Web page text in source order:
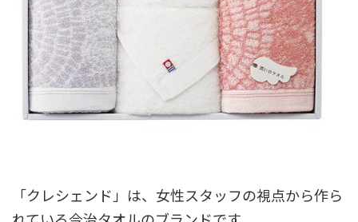
「クレシェンド」は、女性スタッフの視点から作ら